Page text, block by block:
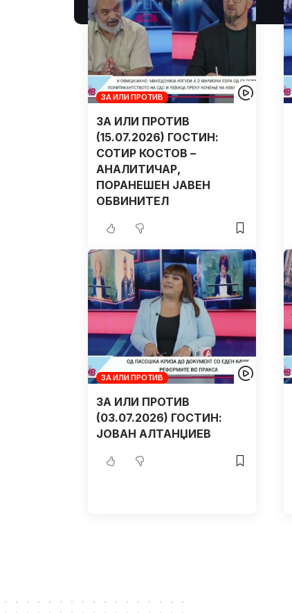
ЗА ИЛИ ПРОТИВ
ЗА ИЛИ ПРОТИВ
(15.07.2026) ГОСТИН:
СОТИР КОСТОВ –
АНАЛИТИЧАР,
ПОРАНЕШЕН ЈАВЕН
ОБВИНИТЕЛ
ЗА ИЛИ ПРОТИВ
ЗА ИЛИ ПРОТИВ
(03.07.2026) ГОСТИН:
ЈОВАН АЛТАНЏИЕВ